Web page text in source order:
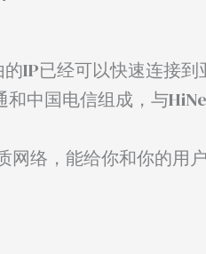
IP已经可以快速连接到
中国电信组成，与
网络，能给你和你的用